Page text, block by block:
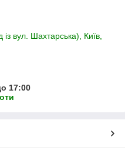
із вул. Шахтарська), Київ,
17:00